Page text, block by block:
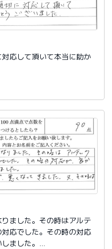
応して頂いて本当に助か
ました。その時はアルテ
応でした。その時の対応
ました。